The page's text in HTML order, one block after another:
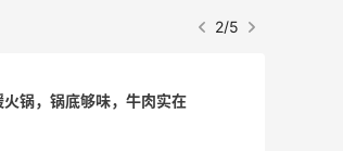
3/5
的面膜羊毛分享～又薅到了10片面